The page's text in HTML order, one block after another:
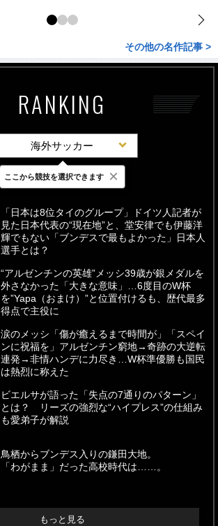
その他の名作記事 >
RANKING
海外サッカー
最新 24時間 週間
「日本は8位タイのグループ」ドイツ人記者が
見た日本代表の“現在地”と、堂安律でも伊藤洋
輝でもない「ブンデスで最もよかった」日本人
選手とは？
“アルゼンチンの英雄”メッシ39歳が銀メダルを
外さなかった「大きな意味」…6度目のW杯
を”Yapa（おまけ）”と位置付けるも、歴代最多
得点で主役に
涙のメッシ「傷が癒えるまで時間が」「スペイ
ンに祝福を」アルゼンチン窮地→奇跡の大逆転
連発→非情ハンデに力尽き…W杯準優勝も国民
は熱烈に称えた
ビエルサが語った「失点の7通りのパターン」
とは？ リーズの強烈な“ハイプレス”の仕組み
も愛弟子が解説
鳥栖からブンデス入りの鎌田大地。
「わがまま」だった高校時代は……。
もっと見る
ここから競技を選択できます ×